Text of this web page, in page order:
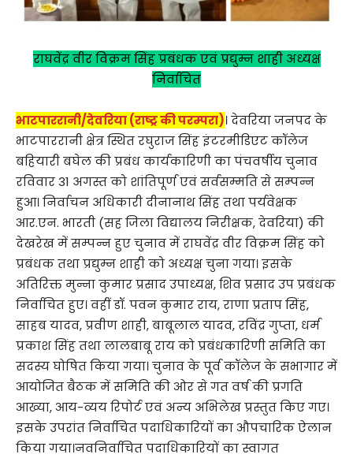
राघवेंद्र वीर विक्रम सिंह प्रबंधक एवं प्रद्युम्न शाही अध्यक्ष
निर्वाचित
भाटपाररानी/देवरिया (राष्ट्र की परम्परा)। देवरिया जनपद के
भाटपाररानी क्षेत्र स्थित रघुराज सिंह इंटरमीडिएट कॉलेज
बहियारी बघेल की प्रबंध कार्यकारिणी का पंचवर्षीय चुनाव
रविवार 31 अगस्त को शांतिपूर्ण एवं सर्वसम्मति से सम्पन्न
हुआ। निर्वाचन अधिकारी दीनानाथ सिंह तथा पर्यवेक्षक
आर.एन. भारती (सह जिला विद्यालय निरीक्षक, देवरिया) की
देखरेख में सम्पन्न हुए चुनाव में राघवेंद्र वीर विक्रम सिंह को
प्रबंधक तथा प्रद्युम्न शाही को अध्यक्ष चुना गया। इसके
अतिरिक्त मुन्ना कुमार प्रसाद उपाध्यक्ष, शिव प्रसाद उप प्रबंधक
निर्वाचित हुए। वहीं डॉ. पवन कुमार राय, राणा प्रताप सिंह,
साहब यादव, प्रवीण शाही, बाबूलाल यादव, रविंद्र गुप्ता, धर्म
प्रकाश सिंह तथा लालबाबू राय को प्रबंधकारिणी समिति का
सदस्य घोषित किया गया। चुनाव के पूर्व कॉलेज के सभागार में
आयोजित बैठक में समिति की ओर से गत वर्ष की प्रगति
आख्या, आय-व्यय रिपोर्ट एवं अन्य अभिलेख प्रस्तुत किए गए।
इसके उपरांत निर्वाचित पदाधिकारियों का औपचारिक ऐलान
किया गया।नवनिर्वाचित पदाधिकारियों का स्वागत